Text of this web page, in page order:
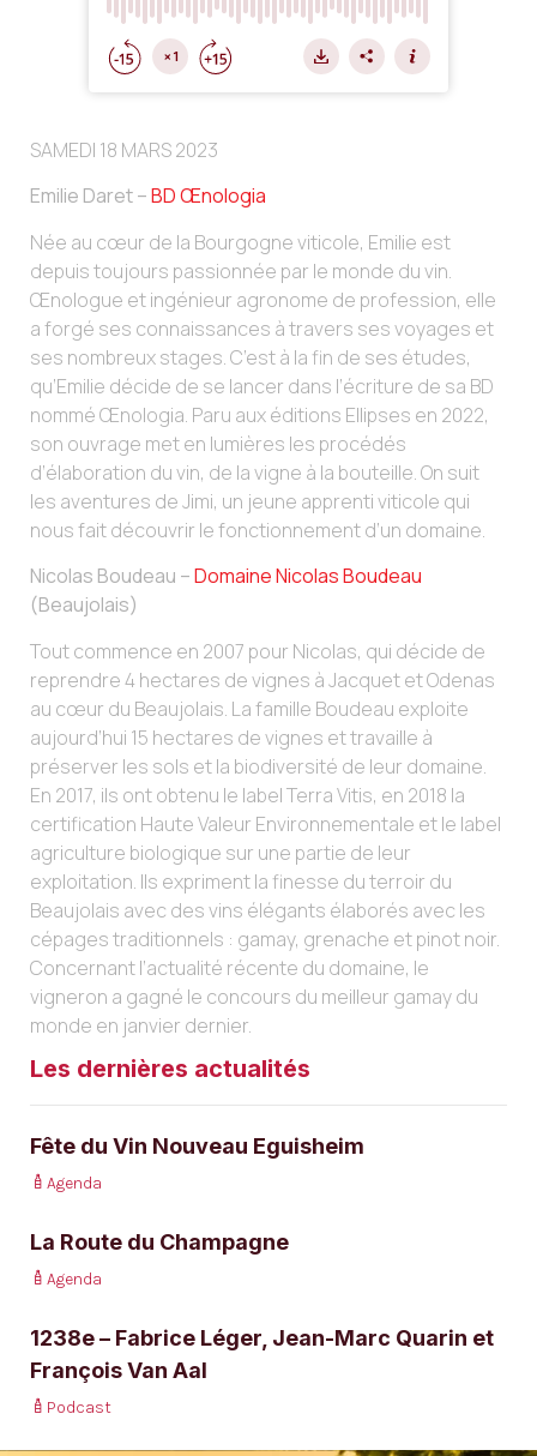
SAMEDI 18 MARS 2023
Emilie Daret –BD Œnologia
Née au cœur de la Bourgogne viticole, Emilie est
depuis toujours passionnée par le monde du vin.
Œnologue et ingénieur agronome de profession, elle
a forgé ses connaissances à travers ses voyages et
ses nombreux stages. C’est à la fin de ses études,
qu’Emilie décide de se lancer dans l’écriture de sa BD
nommé Œnologia. Paru aux éditions Ellipses en 2022,
son ouvrage met en lumières les procédés
d’élaboration du vin, de la vigne à la bouteille. On suit
les aventures de Jimi, un jeune apprenti viticole qui
nous fait découvrir le fonctionnement d’un domaine.
Nicolas Boudeau –Domaine Nicolas Boudeau
(Beaujolais)
Tout commence en 2007 pour Nicolas, qui décide de
reprendre 4 hectares de vignes à Jacquet et Odenas
au cœur du Beaujolais. La famille Boudeau exploite
aujourd’hui 15 hectares de vignes et travaille à
préserver les sols et la biodiversité de leur domaine.
En 2017, ils ont obtenu le label Terra Vitis, en 2018 la
certification Haute Valeur Environnementale et le label
agriculture biologique sur une partie de leur
exploitation. Ils expriment la finesse du terroir du
Beaujolais avec des vins élégants élaborés avec les
cépages traditionnels : gamay, grenache et pinot noir.
Concernant l’actualité récente du domaine, le
vigneron a gagné le concours du meilleur gamay du
monde en janvier dernier.
Les dernières actualités
Fête du Vin Nouveau Eguisheim
Agenda
La Route du Champagne
Agenda
1238e – Fabrice Léger, Jean-Marc Quarin et
François Van Aal
Podcast